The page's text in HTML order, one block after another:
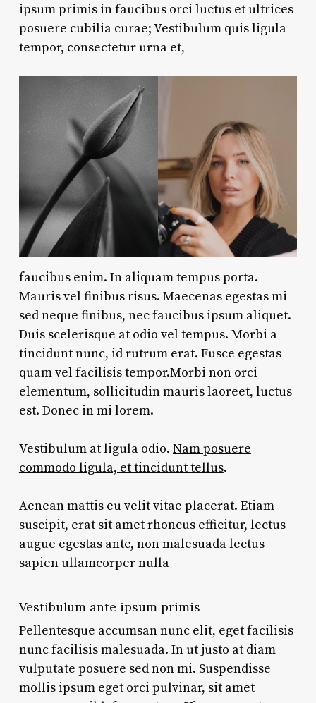
ipsum primis in faucibus orci luctus et ultrices
posuere cubilia curae; Vestibulum quis ligula
tempor, consectetur urna et,
faucibus enim. In aliquam tempus porta.
Mauris vel finibus risus. Maecenas egestas mi
sed neque finibus, nec faucibus ipsum aliquet.
Duis scelerisque at odio vel tempus. Morbi a
tincidunt nunc, id rutrum erat. Fusce egestas
quam vel facilisis tempor.Morbi non orci
elementum, sollicitudin mauris laoreet, luctus
est. Donec in mi lorem.
Vestibulum at ligula odio. Nam posuere
commodo ligula, et tincidunt tellus.
Aenean mattis eu velit vitae placerat. Etiam
suscipit, erat sit amet rhoncus efficitur, lectus
augue egestas ante, non malesuada lectus
sapien ullamcorper nulla
Vestibulum ante ipsum primis
Pellentesque accumsan nunc elit, eget facilisis
nunc facilisis malesuada. In ut justo at diam
vulputate posuere sed non mi. Suspendisse
mollis ipsum eget orci pulvinar, sit amet